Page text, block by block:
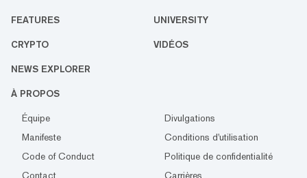
FEATURES UNIVERSITY
CRYPTO VIDÉOS
NEWS EXPLORER
À PROPOS
Équipe
Divulgations
Manifeste
Conditions d'utilisation
Code of Conduct
Politique de confidentialité
Contact
Carrières